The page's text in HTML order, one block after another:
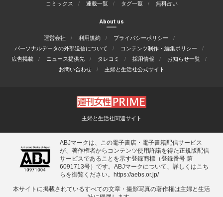
コミックス
連載一覧 タグ一覧 無料占い
About us
運営会社 利用規約
プライバシーポリシー
パーソナルデータの外部送信について
コンテンツ制作・編集ポリシー
広告掲載
ニュース提供先 タレコミ 採用情報
お知らせ一覧
お問い合わせ
主婦と生活社公式サイト
主婦と生活社関連サイト
ABJマークは、この電子書店・電子書籍配信サービス
が、著作権者からコンテンツ使用許諾を得た正規版配信
サービスであることを示す登録商標（登録番号 第
6091713号）です。ABJマークについて、詳しくはこち
らを御覧ください。
https://aebs.or.jp/
本サイトに掲載されているすべての⽂章・撮影写真の著作権は主婦と⽣活